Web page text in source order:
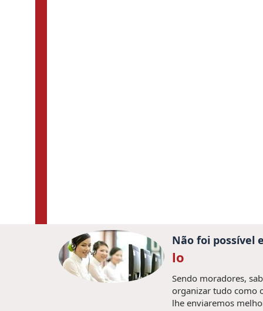
Não foi possível
lo
Sendo moradores,
organizar tudo como
lhe enviaremos